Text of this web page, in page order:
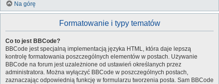
Na górę
Formatowanie i typy tematów
Co to jest BBCode?
BBCode jest specjalną implementacją języka HTML, która daje lepszą
kontrolę formatowania poszczególnych elementów w postach. Używanie
BBCode na forum jest uzależnione od ustawień określanych przez
administratora. Można wyłączyć BBCode w poszczególnych postach,
zaznaczając odpowiednią funkcję w formularzu tworzenia posta. Sam BBCode